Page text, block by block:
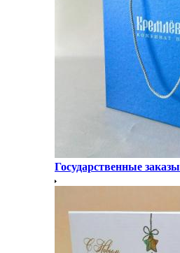
Государственные заказы